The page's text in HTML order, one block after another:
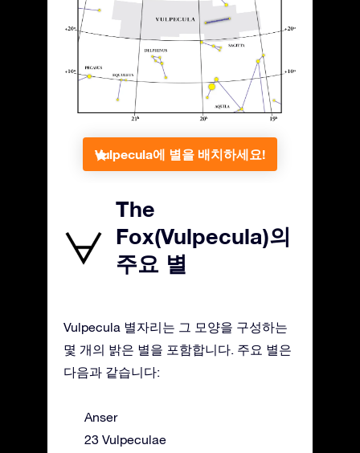
Vulpecula에 별을 배치하세요!
The
Fox(Vulpecula)의
주요 별
Vulpecula 별자리는 그 모양을 구성하는
몇 개의 밝은 별을 포함합니다. 주요 별은
다음과 같습니다:
Anser
23 Vulpeculae